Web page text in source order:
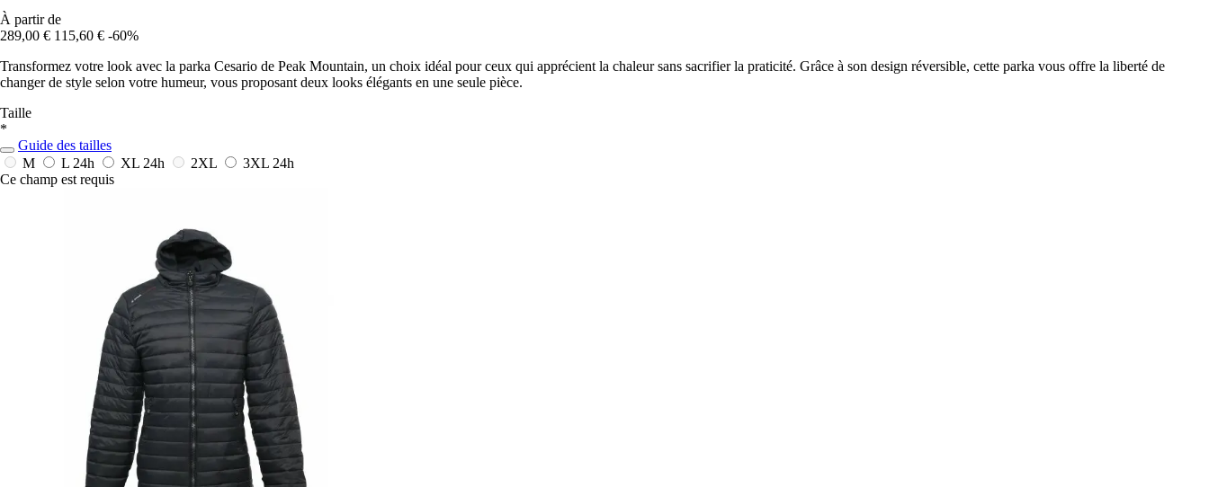
À partir de
289,00 € 115,60 € -60%
Transformez votre look avec la parka Cesario de Peak Mountain, un choix idéal pour ceux qui apprécient la chaleur sans sacrifier la praticité. Grâce à son design réversible, cette parka vous offre la liberté de
changer de style selon votre humeur, vous proposant deux looks élégants en une seule pièce.
Taille
*
Guide des tailles
M
L 24h XL 24h 2XL 3XL 24h
Ce champ est requis